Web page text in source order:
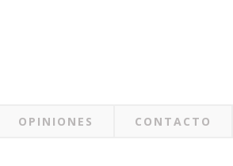
OPINIONES CONTACTO